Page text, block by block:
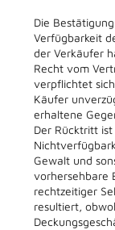
Die
Verfügbarkeit
der Verkäufer
Recht vom
verpflichtet
Käufer
erhaltene
Der Rücktritt
Gewalt und
vorhersehbare
rechtzeitiger
resultiert,